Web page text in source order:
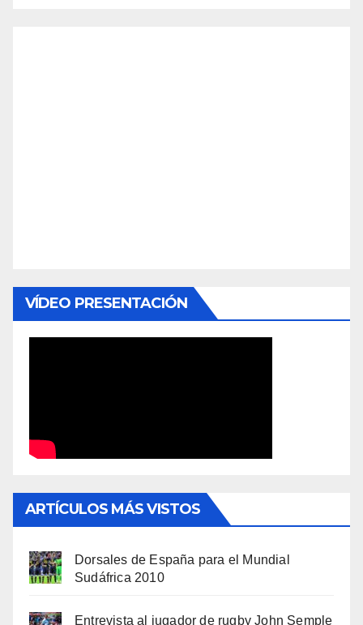
VÍDEO PRESENTACIÓN
ARTÍCULOS MÁS VISTOS
Dorsales de España para el Mundial
Sudáfrica 2010
Entrevista al jugador de rugby John Semple